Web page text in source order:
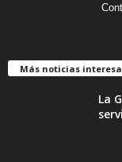
Más noticias
La